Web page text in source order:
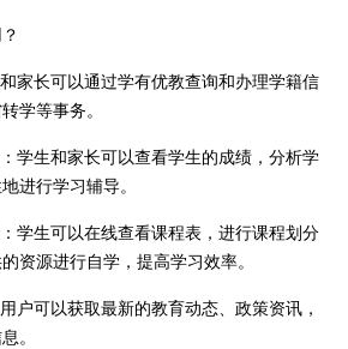
家长可以通过学有优教查询和办理学籍信
学等事务。
学生和家长可以查看学生的成绩，分析学
进行学习辅导。
学生可以在线查看课程表，进行课程划分
资源进行自学，提高学习效率。
户可以获取最新的教育动态、政策资讯，
。